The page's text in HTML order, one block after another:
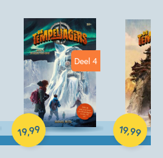
Michael Reefs Elsa Kroese
Deel 4
19,99
Hardcover 19,99
Hardcover